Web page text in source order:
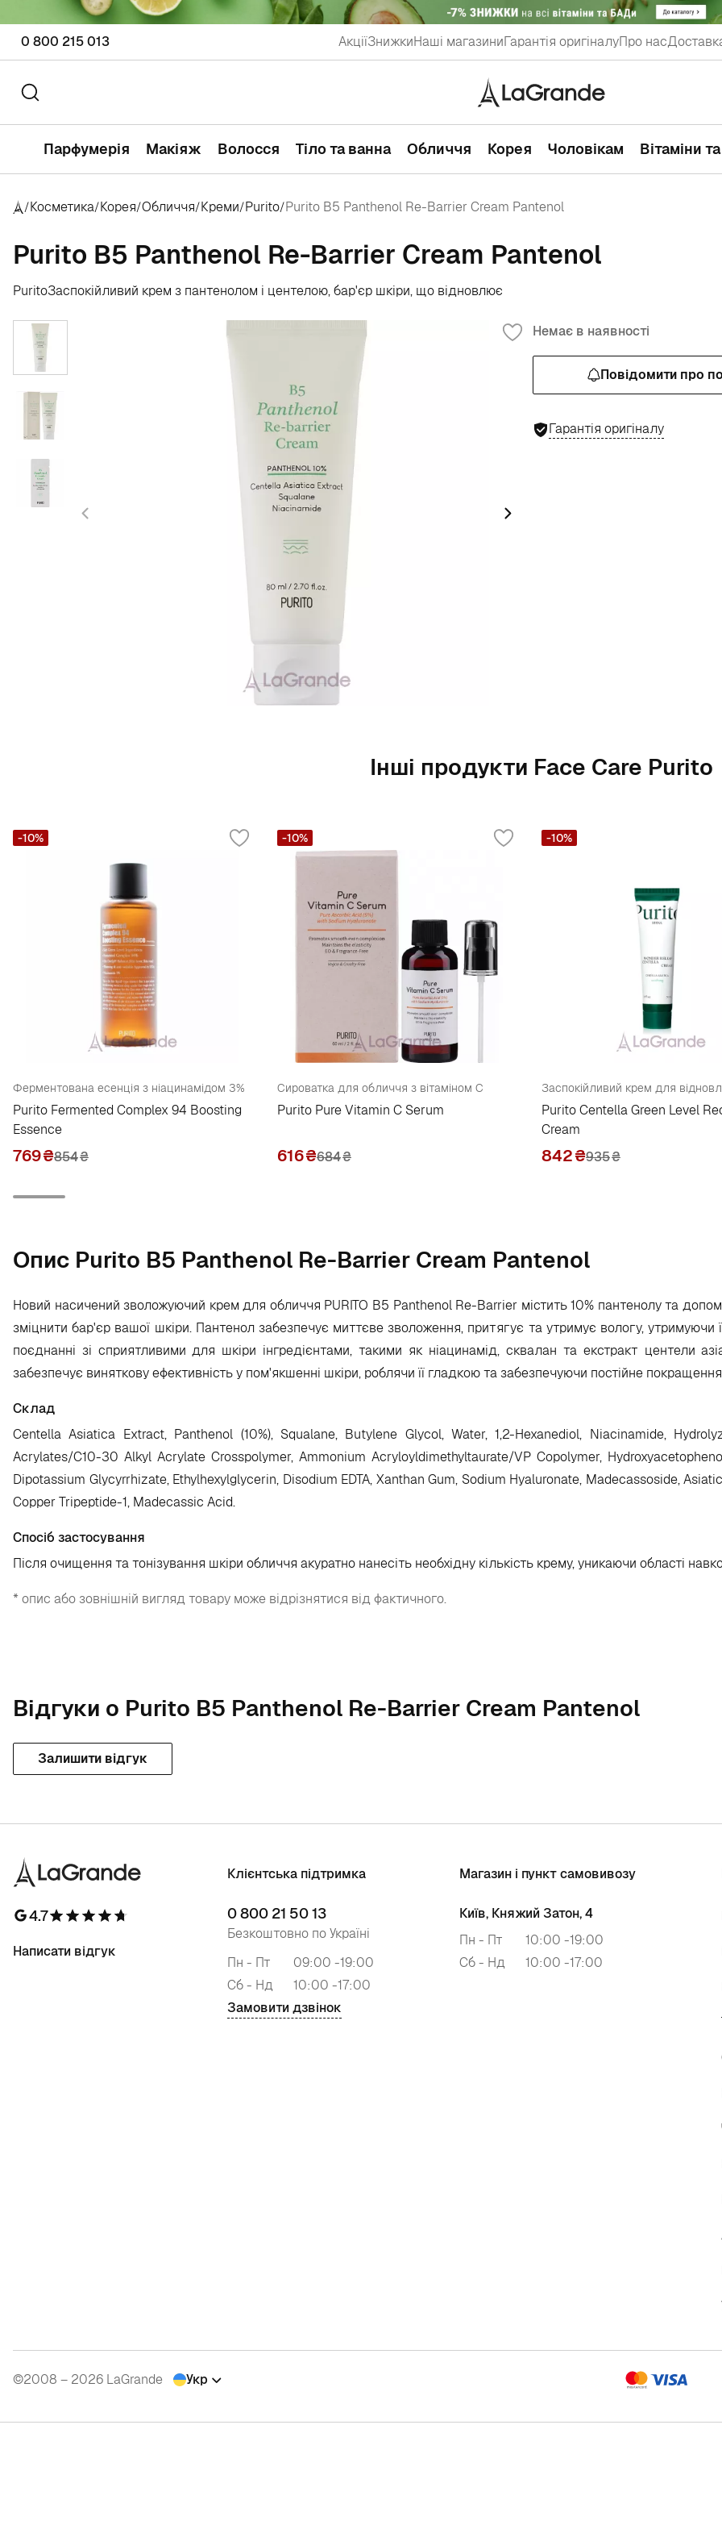
0 800 215 013 АкціїЗнижкиНаші магазиниГарантія оригіналуПро нас
Парфумерія Макіяж Волосся Тіло та ванна Обличчя Корея Чоловікам Вітаміни
/Косметика/Корея/Обличчя/Креми/Purito/Purito B5 Panthenol Re-Barrier Cream Pantenol
Purito B5 Panthenol Re-Barrier Cream Pantenol
PuritoЗаспокійливий крем з пантенолом і центелою, бар'єр шкіри, що відновлює
Немає в наявності
Повідомити про
Гарантія оригіналу
Інші продукти Face Care Purito
Ферментована есенція з ніацинамідом 3%
Purito Fermented Complex 94 Boosting
Essence
769₴854₴
-10%
Сироватка для обличчя з вітаміном С
Purito Pure Vitamin C Serum
616₴684₴
-10%
Purito Centella Green Level
Cream
842₴935₴
-10%
Опис Purito B5 Panthenol Re-Barrier Cream Pantenol
Новий насичений зволожуючий крем для обличчя PURITO B5 Panthenol Re-Barrier містить 10% пантенолу та
зміцнити бар'єр вашої шкіри. Пантенол забезпечує миттєве зволоження, притягує та утримує вологу, утримуючи
поєднанні зі сприятливими для шкіри інгредієнтами, такими як ніацинамід, сквалан та екстракт центели
забезпечує виняткову ефективність у пом'якшенні шкіри, роблячи її гладкою та забезпечуючи постійне покращення
Склад
Centella Asiatica Extract, Panthenol (10%), Squalane, Butylene Glycol, Water, 1,2-Hexanediol, Niacinamide,
Acrylates/​C10-30 Alkyl Acrylate Crosspolymer, Ammonium Acryloyldimethyltaurate/​VP Copolymer,
Dipotassium Glycyrrhizate, Ethylhexylglycerin, Disodium EDTA, Xanthan Gum, Sodium Hyaluronate, Madecassoside,
Copper Tripeptide-1, Madecassic Acid.
Спосіб застосування
Після очищення та тонізування шкіри обличчя акуратно нанесіть необхідну кількість крему, уникаючи області
* опис або зовнішній вигляд товару може відрізнятися від фактичного.
Відгуки о Purito B5 Panthenol Re-Barrier Cream Pantenol
Залишити відгук
4.7
Написати відгук
Клієнтська підтримка
0 800 21 50 13
Безкоштовно по Україні
Пн - Пт
09:00 -19:00
Сб - Нд
10:00 -17:00
Замовити дзвінок
Магазин і пункт самовивозу
Київ, Княжий Затон, 4
Пн - Пт
10:00 -19:00
Сб - Нд
10:00 -17:00
©2008 – 2026 LaGrande Укр